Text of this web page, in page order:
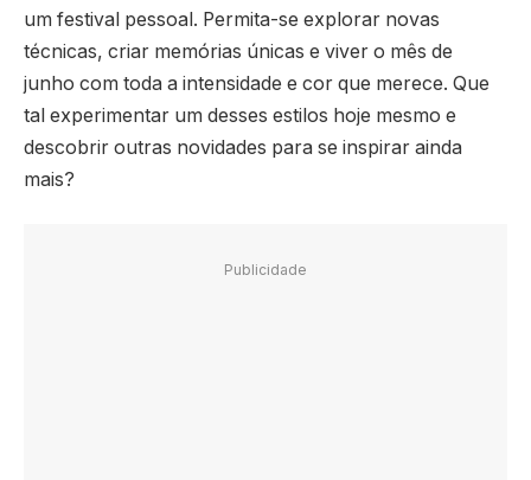
um festival pessoal. Permita-se explorar novas
técnicas, criar memórias únicas e viver o mês de
junho com toda a intensidade e cor que merece. Que
tal experimentar um desses estilos hoje mesmo e
descobrir outras novidades para se inspirar ainda
mais?
Publicidade